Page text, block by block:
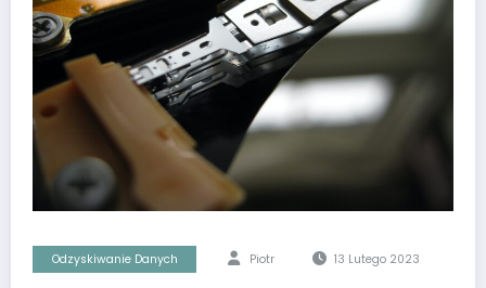
Odzyskiwanie Danych Piotr 13 Lutego 2023